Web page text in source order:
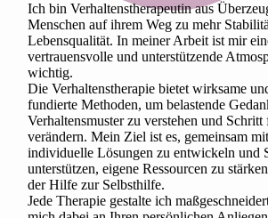
Ich bin Verhaltenstherapeutin aus
Menschen auf ihrem Weg zu mehr
Lebensqualität. In meiner Arbeit ist mir
vertrauensvolle und unterstützende
wichtig.
Die Verhaltenstherapie bietet wirksame
fundierte Methoden, um belastende
Verhaltensmuster zu verstehen und
verändern. Mein Ziel ist es, gemeinsam
individuelle Lösungen zu entwickeln und
unterstützen, eigene Ressourcen zu
der Hilfe zur Selbsthilfe.
Jede Therapie gestalte ich